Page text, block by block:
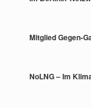
Mitglied Gegen-
NoLNG – Im